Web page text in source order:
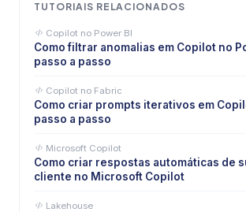
TUTORIAIS RELACIONADOS
Copilot no Power BI
Como filtrar anomalias em Copilot no
passo a passo
Copilot no Fabric
Como criar prompts iterativos em
passo a passo
Microsoft Copilot
Como criar respostas automáticas de
cliente no Microsoft Copilot
Lakehouse